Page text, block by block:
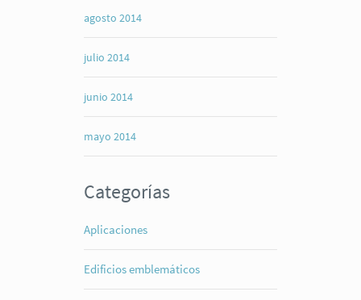
agosto 2014
julio 2014
junio 2014
mayo 2014
Categorías
Aplicaciones
Edificios emblemáticos